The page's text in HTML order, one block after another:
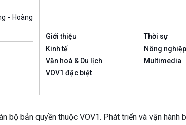
- Hoàng
Giới thiệu Thời sự
Kinh tế
Nông
Văn hoá & Du lịch
Multimedia
VOV1 đặc biệt
bộ bản quyền thuộc VOV1. Phát triển và vận hành